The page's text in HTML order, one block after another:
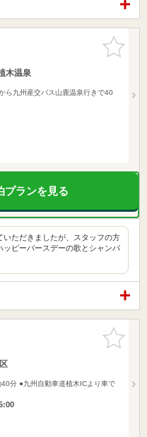
お気に入
りに追加
木温泉
ら九州産交バス山鹿温泉行きで40
プランを見る
ただきましたが、スタッフの方
ピーバースデーの歌とシャンパ
お気に入
りに追加
分 ●九州自動車道植木ICより車で